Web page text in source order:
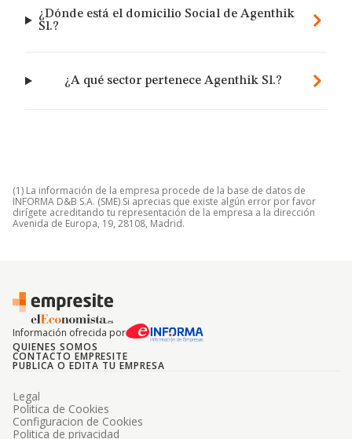
¿Dónde está el domicilio Social de Agenthik
Sl.?
¿A qué sector pertenece Agenthik Sl.?
(1) La información de la empresa procede de la base de datos de
INFORMA D&B S.A. (SME) Si aprecias que existe algún error por favor
dirígete acreditando tu representación de la empresa a la dirección
Avenida de Europa, 19, 28108, Madrid.
Información ofrecida por
QUIENES SOMOS
CONTACTO EMPRESITE
PUBLICA O EDITA TU EMPRESA
Legal
Politica de Cookies
Configuracion de Cookies
Politica de privacidad